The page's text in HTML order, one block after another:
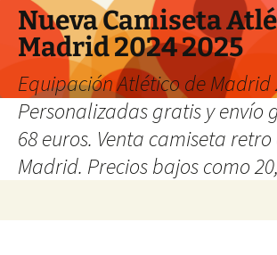
Nueva Camiseta
Madrid 2024 2025
Equipación Atlético de Madrid
Personalizadas gratis y envío
68 euros. Venta camiseta
Madrid. Precios bajos como